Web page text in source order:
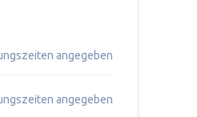
angegeben
angegeben